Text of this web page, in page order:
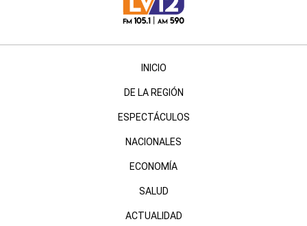
INICIO
DE LA REGIÓN
ESPECTÁCULOS
NACIONALES
ECONOMÍA
SALUD
ACTUALIDAD